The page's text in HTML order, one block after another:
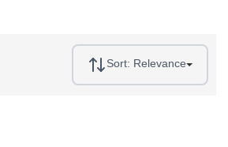
Sort: Relevance